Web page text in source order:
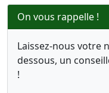
On vous rappelle !
Laissez-nous votre
dessous, un
!